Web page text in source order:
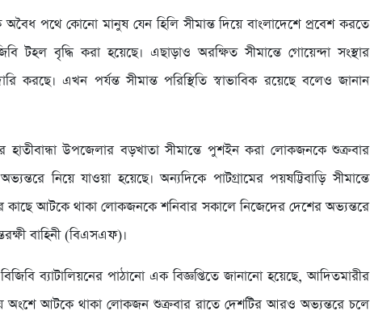
পথে কোনো মানুষ যেন হিলি সীমান্ত দিয়ে বাংলাদেশে প্রবেশ করতে
টহল বৃদ্ধি করা হয়েছে। এছাড়াও অরক্ষিত সীমান্তে গোয়েন্দা সংস্থার
করছে। এখন পর্যন্ত সীমান্ত পরিস্থিতি স্বাভাবিক রয়েছে বলেও জানান
উপজেলার বড়খাতা সীমান্তে পুশইন করা লোকজনকে শুক্রবার
নিয়ে যাওয়া হয়েছে। অন্যদিকে পাটগ্রামের পয়ষট্টিবাড়ি সীমান্তে
কাছে আটকে থাকা লোকজনকে শনিবার সকালে নিজেদের দেশের অভ্যন্তরে
বাহিনী (বিএসএফ)।
ব্যাটালিয়নের পাঠানো এক বিজ্ঞপ্তিতে জানানো হয়েছে, আদিতমারীর
অংশে আটকে থাকা লোকজন শুক্রবার রাতে দেশটির আরও অভ্যন্তরে চলে